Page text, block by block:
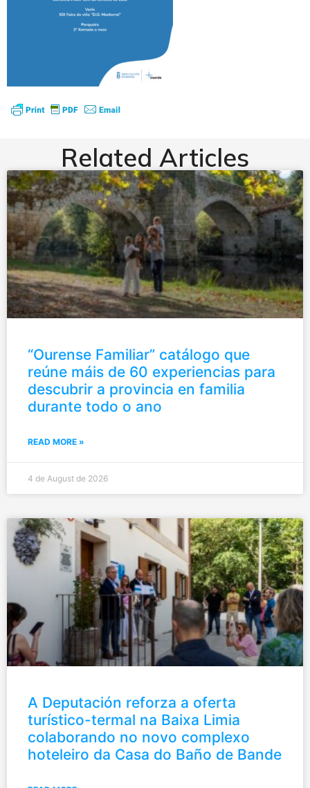
Related Articles
“Ourense Familiar” catálogo que
reúne máis de 60 experiencias para
descubrir a provincia en familia
durante todo o ano
READ MORE »
4 de August de 2026
A Deputación reforza a oferta
turístico-termal na Baixa Limia
colaborando no novo complexo
hoteleiro da Casa do Baño de Bande